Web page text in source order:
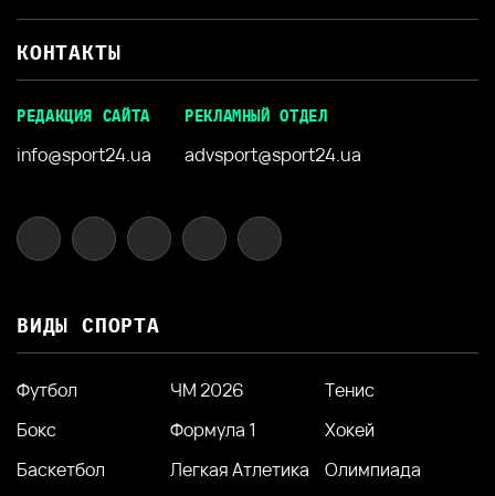
КОНТАКТЫ
РЕДАКЦИЯ САЙТА
info@sport24.ua
РЕКЛАМНЫЙ ОТДЕЛ
advsport@sport24.ua
ВИДЫ СПОРТА
Футбол ЧМ 2026
Тенис
Бокс
Формула 1
Хокей
Баскетбол
Легкая Атлетика
Олимпиада